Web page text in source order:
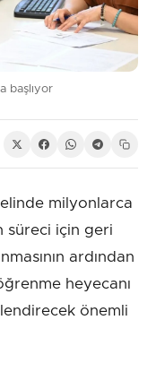
başlıyor
milyonlarca
süreci için geri
ardından
heyecanı
önemli